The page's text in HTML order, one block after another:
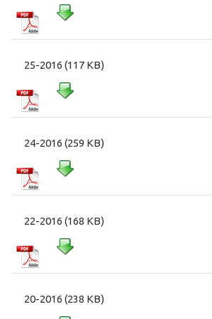
25-2016 (117 KB)
24-2016 (259 KB)
22-2016 (168 KB)
20-2016 (238 KB)